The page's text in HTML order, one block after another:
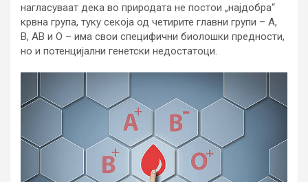
нагласуваат дека во природата не постои „најдобра“
крвна група, туку секоја од четирите главни групи – A,
B, AB и O – има свои специфични биолошки предности,
но и потенцијални генетски недостатоци.